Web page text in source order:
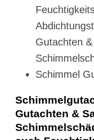
Gutachten
Schimmel
Gutachten &